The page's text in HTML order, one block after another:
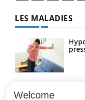
LES MALADIES
Welcome